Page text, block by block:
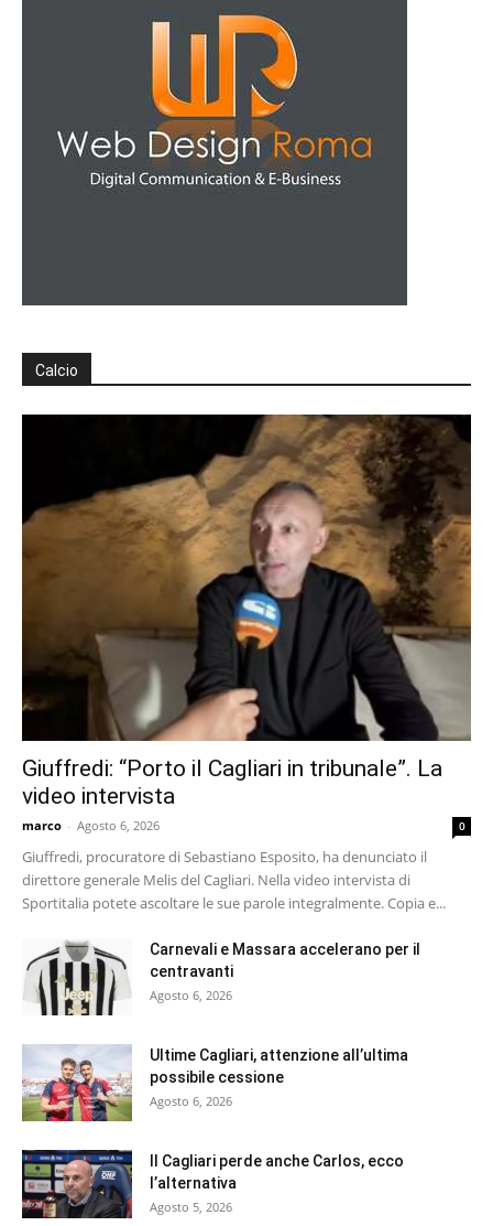
Calcio
Giuffredi: “Porto il Cagliari in tribunale”. La
video intervista
marco - Agosto 6, 2026 0
Giuffredi, procuratore di Sebastiano Esposito, ha denunciato il
direttore generale Melis del Cagliari. Nella video intervista di
Sportitalia potete ascoltare le sue parole integralmente. Copia e...
Carnevali e Massara accelerano per il
centravanti
Agosto 6, 2026
Ultime Cagliari, attenzione all’ultima
possibile cessione
Agosto 6, 2026
Il Cagliari perde anche Carlos, ecco
l’alternativa
Agosto 5, 2026